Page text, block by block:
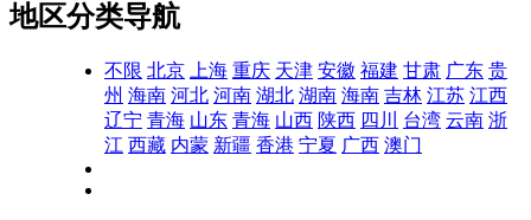
地区分类导航
不限 北京 上海 重庆 天津 安徽 福建 甘肃 广东 贵
州 海南 河北 河南 湖北 湖南 海南 吉林 江苏 江西
辽宁 青海 山东 青海 山西 陕西 四川 台湾 云南 浙
江 西藏 内蒙 新疆 香港 宁夏 广西 澳门